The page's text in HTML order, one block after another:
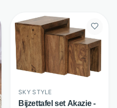
SKY STYLE
Bijzettafel set Akazie -